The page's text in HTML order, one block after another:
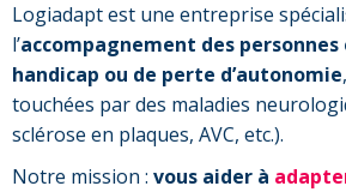
Logiadapt est une entreprise
l’accompagnement des
handicap ou de perte d’autonomie
touchées par des maladies
sclérose en plaques, AVC, etc.).
Notre mission : vous aider à